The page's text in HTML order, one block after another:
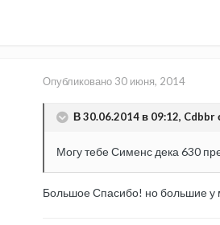
Опубликовано 30 июня, 2014
В 30.06.2014 в 09:12, Cdbbr
Могу тебе Сименс дека 630
Большое Спасибо! но большие у